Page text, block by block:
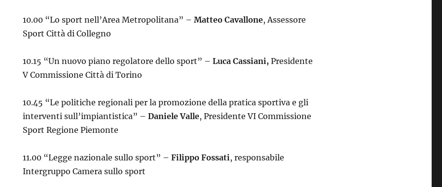
10.00 “Lo sport nell’Area Metropolitana” –Matteo Cavallone, Assessore
Sport Città di Collegno
10.15 “Un nuovo piano regolatore dello sport” –Luca Cassiani,Presidente
V Commissione Città di Torino
10.45 “Le politiche regionali per la promozione della pratica sportiva e gli
interventi sull’impiantistica” –Daniele Valle, Presidente VI Commissione
Sport Regione Piemonte
11.00 “Legge nazionale sullo sport” –Filippo Fossati , responsabile
Intergruppo Camera sullo sport